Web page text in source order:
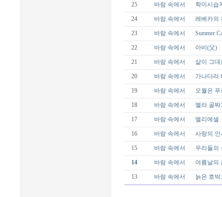
25 바람 속에서 학이시습
24 바람 속에서 레베카의
23 바람 속에서 Summer
22 바람 속에서 아비(父)
21 바람 속에서 삶이 그대
20 바람 속에서 가나다라
19 바람 속에서 오월은 푸
18 바람 속에서 엘라 골짜
17 바람 속에서 엘리에셀
16 바람 속에서 사랑의 인
15 바람 속에서 우리들의
14 바람 속에서 여름날의
13 바람 속에서 늙은 호박